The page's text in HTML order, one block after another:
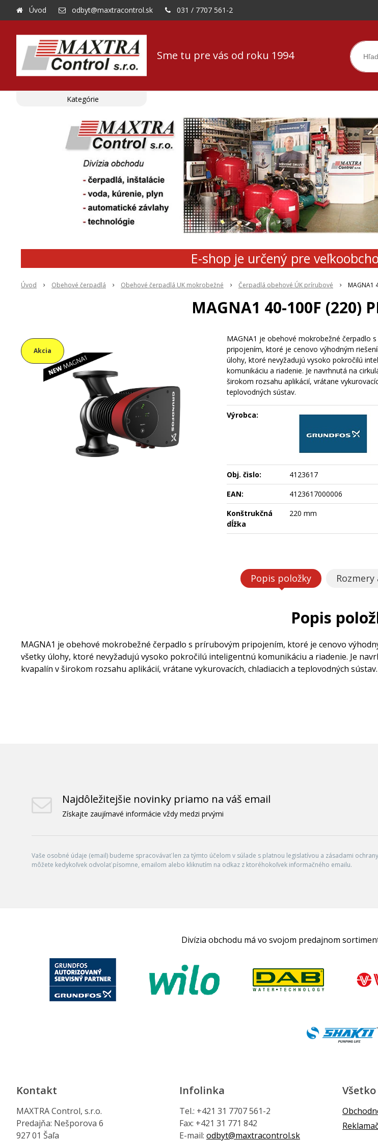
Sme tu pre vás od roku 1994
Úvod odbyt@maxtracontrol.sk 031 / 7707 561-2
E-shop je určený pre
Úvod Obehové čerpadlá Obehové čerpadlá UK mokrobežné Čerpadlá obehové ÚK prírubové MAGNA1
MAGNA1 40-100F (220)
Akcia
MAGNA1 je obehové mokrobežné čerpadlo
pripojením, ktoré je cenovo výhodným
úlohy, ktoré nevyžadujú vysoko pokročilú
komunikáciu a riadenie. Je navrhnutá na
širokom rozsahu aplikácií, vrátane
teplovodných sústav.
Výrobca:
Obj. čislo:
4123617
EAN:
4123617000006
Konštrukčná
dĺžka
220 mm
Popis položky
Popis
MAGNA1 je obehové mokrobežné čerpadlo s prírubovým pripojením, ktoré je cenovo
všetky úlohy, ktoré nevyžadujú vysoko pokročilú inteligentnú komunikáciu a riadenie. Je
kvapalín v širokom rozsahu aplikácií, vrátane vykurovacích, chladiacich a teplovodných sústav.
Kategórie
Najdôležitejšie novinky priamo na váš email
Získajte zaujímavé informácie vždy medzi prvými
Vaše osobné údaje (email) budeme spracovávať len za týmto účelom v súlade s platnou legislatívou a zásadami
môžete kedykoľvek odvolať písomne, emailom alebo kliknutím na odkaz z ktoréhokoľvek informačného emailu.
Divízia obchodu má vo svojom predajnom
Kontakt
MAXTRA Control, s.r.o.
Predajňa: Nešporova 6
927 01 Šaľa
Infolinka
Tel.: +421 31 7707 561-2
Fax: +421 31 771 842
E-mail: odbyt@maxtracontrol.sk